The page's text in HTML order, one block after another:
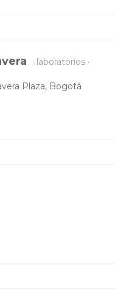
laboratorios
Plaza, Bogotá